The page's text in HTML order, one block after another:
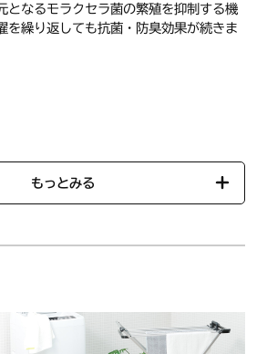
となるモラクセラ菌の繁殖を抑制する機
を繰り返しても抗菌・防臭効果が続きま
スタオル）34×120cm
治）
ン30％
もっとみる